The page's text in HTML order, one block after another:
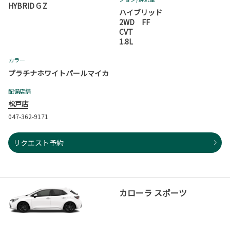
HYBRID G Z
ハイブリッド
2WD FF
CVT
1.8L
カラー
プラチナホワイトパールマイカ
配備店舗
松戸店
047-362-9171
リクエスト予約
カローラ スポーツ